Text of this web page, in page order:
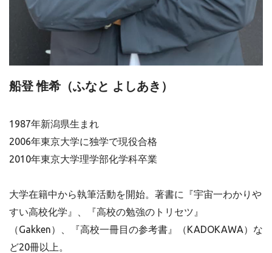
船登 惟希（ふなと よしあき）
1987年新潟県生まれ
2006年東京大学に独学で現役合格
2010年東京大学理学部化学科卒業
大学在籍中から執筆活動を開始。著書に『宇宙一わかりや
すい高校化学』、『高校の勉強のトリセツ』
（Gakken）、『高校一冊目の参考書』（KADOKAWA）な
ど20冊以上。